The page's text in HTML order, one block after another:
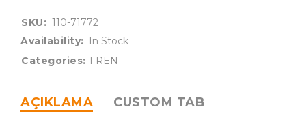
SKU: 110-71772
Availability:
In Stock
Categories: FREN
AÇIKLAMA CUSTOM TAB